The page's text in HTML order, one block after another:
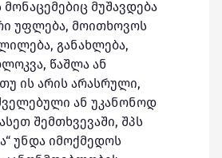
მუშავდება
უფლება, მოითხოვოს
განახლება,
წაშლა ან
ის არის არასრული,
ან უკანონოდ
შემთხვევაში, შპს
უნდა იმოქმედოს